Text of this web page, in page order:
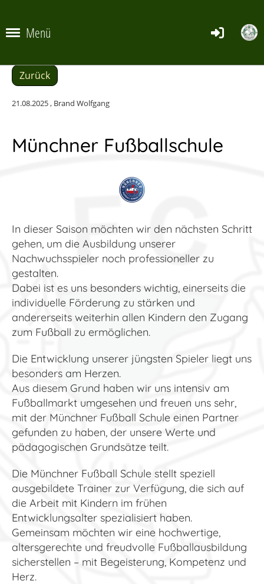
Menü
Zurück
21.08.2025, Brand Wolfgang
Münchner Fußballschule
In dieser Saison möchten wir den nächsten Schritt
gehen, um die Ausbildung unserer
Nachwuchsspieler noch professioneller zu
gestalten.
Dabei ist es uns besonders wichtig, einerseits die
individuelle Förderung zu stärken und
andererseits weiterhin allen Kindern den Zugang
zum Fußball zu ermöglichen.
Die Entwicklung unserer jüngsten Spieler liegt uns
besonders am Herzen.
Aus diesem Grund haben wir uns intensiv am
Fußballmarkt umgesehen und freuen uns sehr,
mit der Münchner Fußball Schule einen Partner
gefunden zu haben, der unsere Werte und
pädagogischen Grundsätze teilt.
Die Münchner Fußball Schule stellt speziell
ausgebildete Trainer zur Verfügung, die sich auf
die Arbeit mit Kindern im frühen
Entwicklungsalter spezialisiert haben.
Gemeinsam möchten wir eine hochwertige,
altersgerechte und freudvolle Fußballausbildung
sicherstellen – mit Begeisterung, Kompetenz und
Herz.